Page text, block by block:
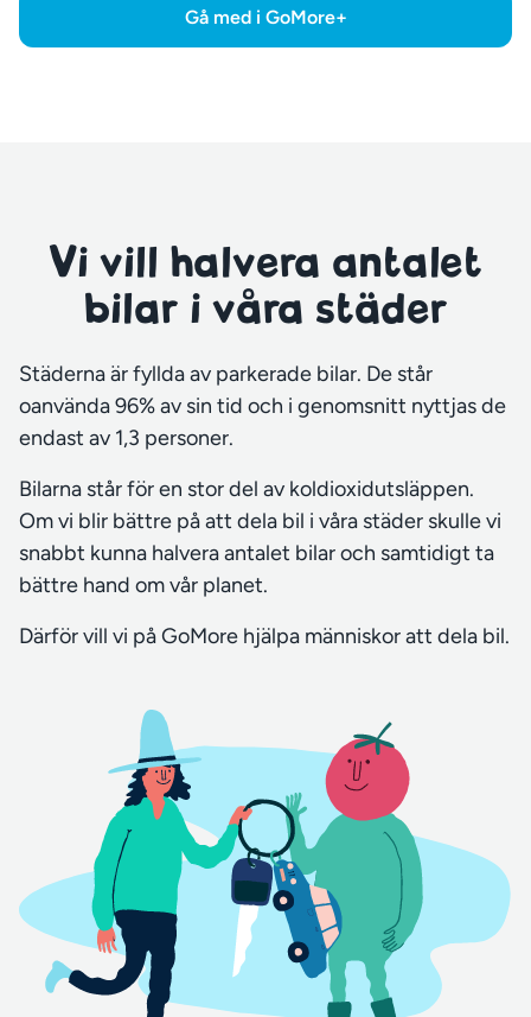
Gå med i GoMore+
Vi vill halvera antalet
bilar i våra städer
Städerna är fyllda av parkerade bilar. De står
oanvända 96% av sin tid och i genomsnitt nyttjas de
endast av 1,3 personer.
Bilarna står för en stor del av koldioxidutsläppen.
Om vi blir bättre på att dela bil i våra städer skulle vi
snabbt kunna halvera antalet bilar och samtidigt ta
bättre hand om vår planet.
Därför vill vi på GoMore hjälpa människor att dela bil.